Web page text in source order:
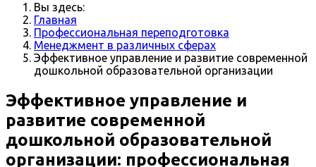
Вы здесь:
Главная
Профессиональная переподготовка
Менеджмент в различных сферах
Эффективное управление и развитие современной
дошкольной образовательной организации
Эффективное управление и
развитие современной
дошкольной образовательной
организации: профессиональная